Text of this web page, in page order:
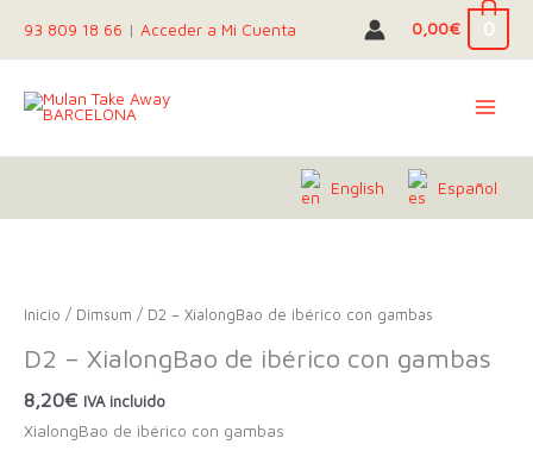
contenido
93 809 18 66 | Acceder a Mi Cuenta 0,00€ 0
English Español
Inicio / Dimsum / D2 – XialongBao de ibérico con gambas
D2 – XialongBao de ibérico con gambas
8,20€ IVA incluido
XialongBao de ibérico con gambas